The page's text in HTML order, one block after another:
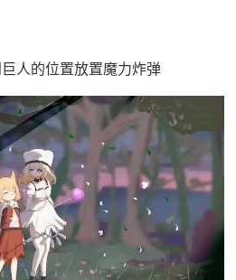
人的位置放置魔力炸弹